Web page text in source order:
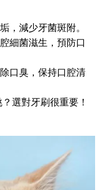
，減少牙菌斑附。
細菌滋生，預防口
口臭，保持口腔清
選對牙刷很重要！